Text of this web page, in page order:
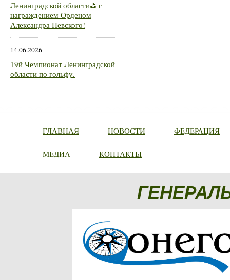
Ленинградской области⛳ с
награждением Орденом
Александра Невского!
14.06.2026
19й Чемпионат Ленинградской
области по гольфу.
ГЛАВНАЯ НОВОСТИ ФЕДЕРАЦИЯ
МЕДИА КОНТАКТЫ